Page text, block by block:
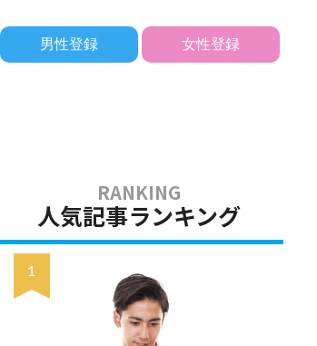
男性登録 女性登録
人気記事ランキング